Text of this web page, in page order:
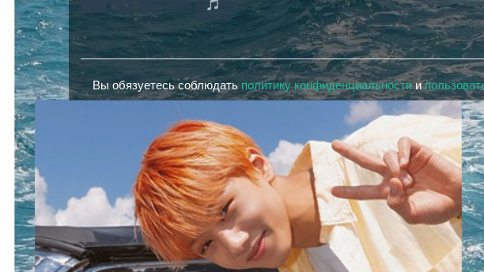
Вы обязуетесь соблюдать политику конфиденциальностии